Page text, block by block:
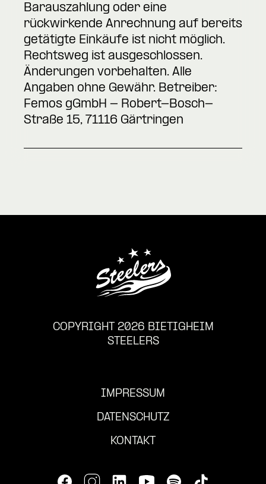
Barauszahlung oder eine
rückwirkende Anrechnung auf bereits
getätigte Einkäufe ist nicht möglich.
Rechtsweg ist ausgeschlossen.
Änderungen vorbehalten. Alle
Angaben ohne Gewähr. Betreiber:
Femos gGmbH - Robert-Bosch-
Straße 15, 71116 Gärtringen
COPYRIGHT 2026 BIETIGHEIM
STEELERS
IMPRESSUM
DATENSCHUTZ
KONTAKT